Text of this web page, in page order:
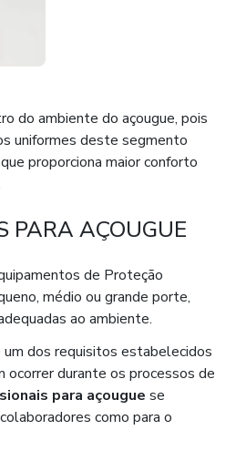
do ambiente do açougue, pois
uniformes deste segmento
proporciona maior conforto
PARA AÇOUGUE
de Proteção
médio ou grande porte,
ao ambiente.
um dos requisitos estabelecidos
ocorrer durante os processos de
para açougue se
como para o